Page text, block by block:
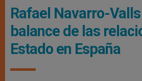
Rafael Navarro-
balance de las
Estado en España